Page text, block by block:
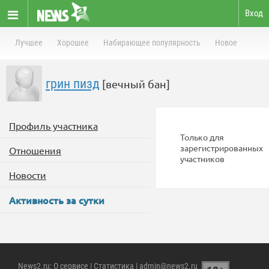
Вход
Лучшее Хорошее Набирающее популярность Новое
грин пизд [вечный бан]
Профиль участника
Отношения
Новости
Активность за сутки
Только для
зарегистрированных
участников
News2.ru: О сервисе | Статистика | admin@news2.ru